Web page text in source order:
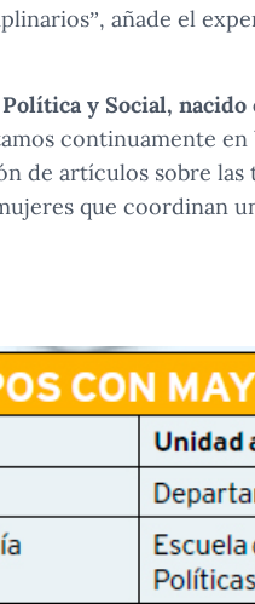
añade el
y Social, nacido
continuamente
de artículos sobre las
que coordinan